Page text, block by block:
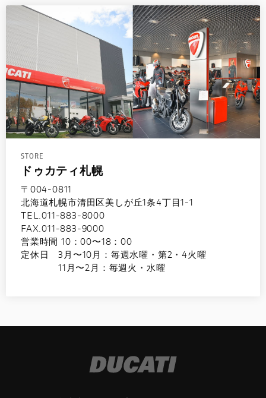
STORE
ドゥカティ札幌
〒004-0811
北海道札幌市清田区美しが丘1条4丁目1-1
TEL.011-883-8000
FAX.011-883-9000
営業時間 10：00〜18：00
定休日 3月〜10月：毎週水曜・第2・4火曜
11月〜2月：毎週火・水曜